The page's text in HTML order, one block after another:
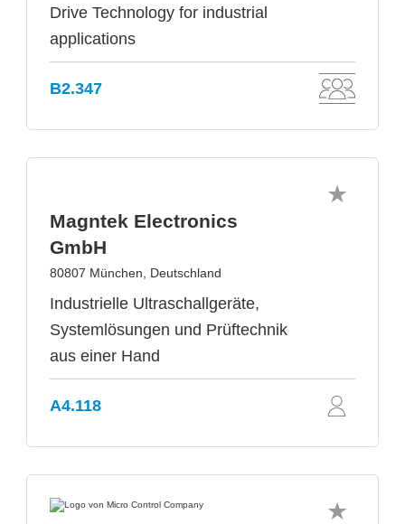
Drive Technology for industrial
applications
B2.347
Magntek Electronics
GmbH
80807 München, Deutschland
Industrielle Ultraschallgeräte,
Systemlösungen und Prüftechnik
aus einer Hand
A4.118